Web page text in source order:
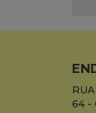
64 -